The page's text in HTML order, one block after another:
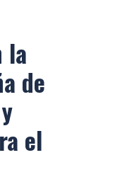
la
de
el